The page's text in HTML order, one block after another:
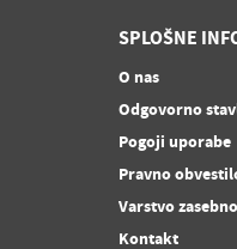
SPLOŠNE
O nas
Odgovorno
Pogoji uporabe
Pravno
Varstvo
Kontakt